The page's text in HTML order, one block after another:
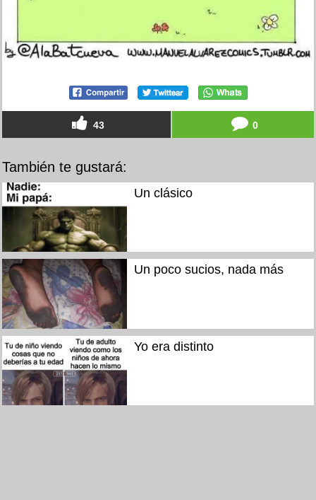
43 0
También te gustará:
Un clásico
Un poco sucios, nada más
Yo era distinto